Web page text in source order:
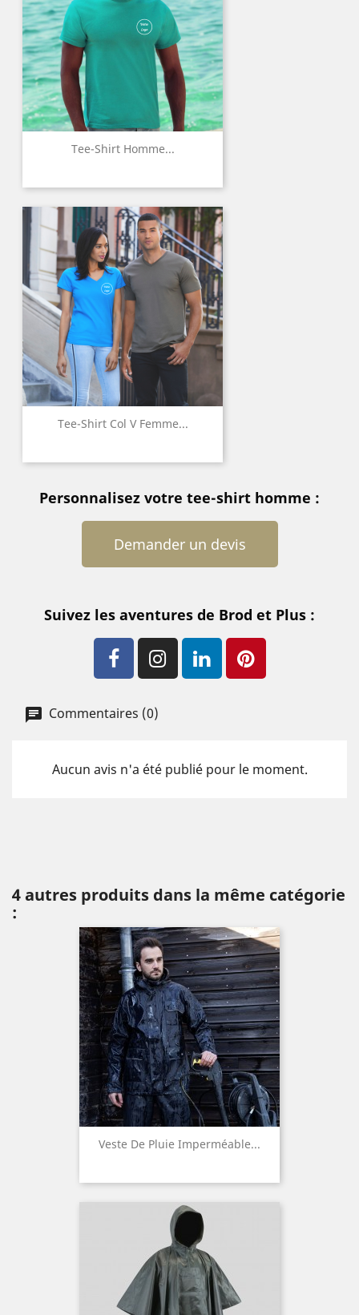
Tee-Shirt Homme...
Tee-Shirt Col V Femme...
Personnalisez votre tee-shirt homme :
Demander un devis
Suivez les aventures de Brod et Plus :
Commentaires (0)
Aucun avis n'a été publié pour le moment.
4 autres produits dans la même catégorie
:
Veste De Pluie Imperméable...